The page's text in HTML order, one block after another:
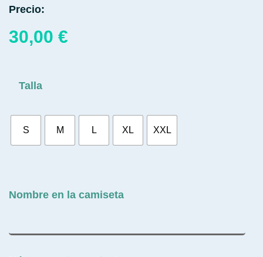
Precio:
30,00 €
Talla
S M L XL XXL
Nombre en la camiseta